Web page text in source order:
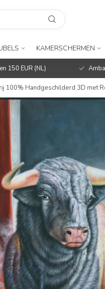
KAMERSCHERMEN
150 EUR (NL)
100% Handgeschilderd 3D met